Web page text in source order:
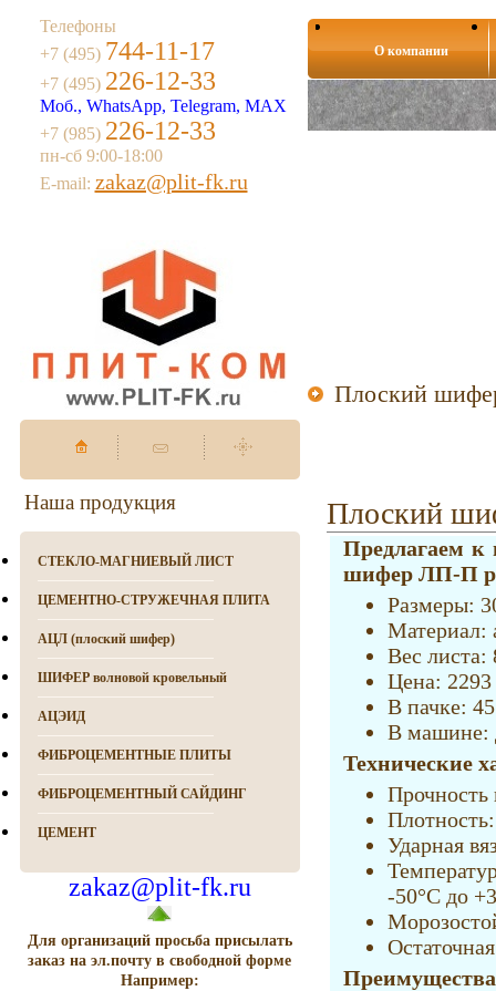
Телефоны
+7 (495) 744-11-17
+7 (495) 226-12-33
Моб., WhatsApp, Telegram, MAX
+7 (985) 226-12-33
пн-сб 9:00-18:00
E-mail: zakaz@plit-fk.ru
О компании
Плоский
Наша продукция
СТЕКЛО-МАГНИЕВЫЙ ЛИСТ
ЦЕМЕНТНО-СТРУЖЕЧНАЯ ПЛИТА
АЦЛ (плоский шифер)
ШИФЕР волновой кровельный
АЦЭИД
ФИБРОЦЕМЕНТНЫЕ ПЛИТЫ
ФИБРОЦЕМЕНТНЫЙ САЙДИНГ
ЦЕМЕНТ
zakaz@plit-fk.ru
Для организаций просьба присылать
заказ на эл.почту в свободной форме
Например:
Плоский
Предлагаем к
шифер ЛП-П
Размеры:
Материал:
Вес листа:
Цена: 2293
В пачке:
В машине:
Технические
Ударная
-50°C до